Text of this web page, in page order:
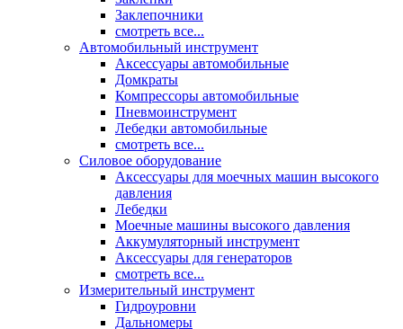
Заклепочники
смотреть все...
Автомобильный инструмент
Аксессуары автомобильные
Домкраты
Компрессоры автомобильные
Пневмоинструмент
Лебедки автомобильные
смотреть все...
Силовое оборудование
Аксессуары для моечных машин высокого
давления
Лебедки
Моечные машины высокого давления
Аккумуляторный инструмент
Аксессуары для генераторов
смотреть все...
Измерительный инструмент
Гидроуровни
Дальномеры